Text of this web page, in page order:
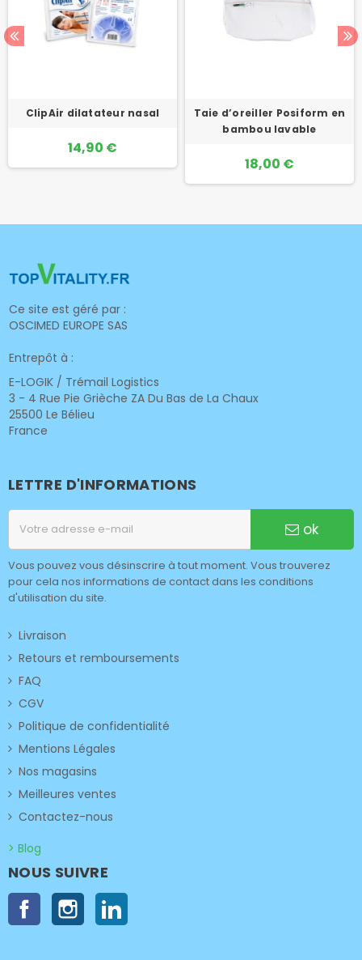
ClipAir dilatateur nasal
14,90 €
Taie d’oreiller Posiform en
bambou lavable
18,00 €
Ce site est géré par :
OSCIMED EUROPE SAS
Entrepôt à :
E-LOGIK / Trémail Logistics
3 - 4 Rue Pie Grièche ZA Du Bas de La Chaux
25500 Le Bélieu
France
LETTRE D'INFORMATIONS
ok
Vous pouvez vous désinscrire à tout moment. Vous trouverez
pour cela nos informations de contact dans les conditions
d'utilisation du site.
Livraison
Retours et remboursements
FAQ
CGV
Politique de confidentialité
Mentions Légales
Nos magasins
Meilleures ventes
Contactez-nous
> Blog
NOUS SUIVRE
Facebook Instagram